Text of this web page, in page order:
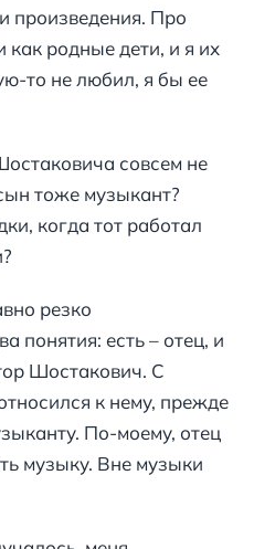
произведения. Про
родные дети, и я их
то не любил, я бы ее
совсем не
тоже музыкант?
когда тот работал
резко
понятия: есть – отец, и
Шостакович. С
к нему, прежде
По-моему, отец
музыку. Вне музыки